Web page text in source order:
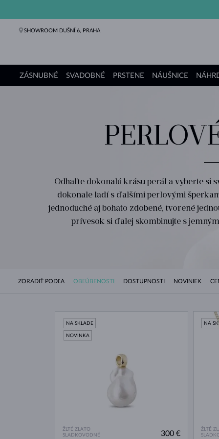
SHOWROOM DUŠNÍ 6, PRAHA
ZÁSNUBNÉ SVADOBNÉ PRSTENE NÁUŠNICE
Odhaľte dokonalú krásu perál a vyberte si
dokonale ladí s ďalšími perlovými
jednoduché aj bohato zdobené, tvorené
prívesok si ďalej skombinujte s jemným
ZORADIŤ PODĽA OBĽÚBENOSTI DOSTUPNOSTI NOVINIEK
ŽLTÉ ZLATO
SLADKOVODNÉ
NA SKLADE
NOVINKA
300 €
ŽLTÉ
NA